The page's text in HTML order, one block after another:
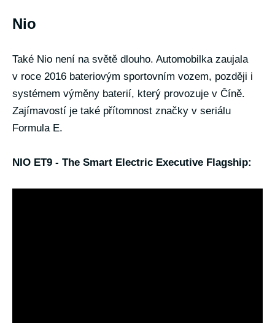
Nio
Také Nio není na světě dlouho. Automobilka zaujala
v roce 2016 bateriovým sportovním vozem, později i
systémem výměny baterií, který provozuje v Číně.
Zajímavostí je také přítomnost značky v seriálu
Formula E.
NIO ET9 - The Smart Electric Executive Flagship: